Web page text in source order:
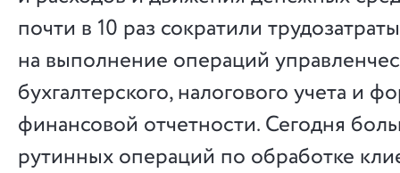
почти в 10 раз сократили
на выполнение операций
бухгалтерского, налогового учета и
финансовой отчетности. Сегодня
рутинных операций по обработке